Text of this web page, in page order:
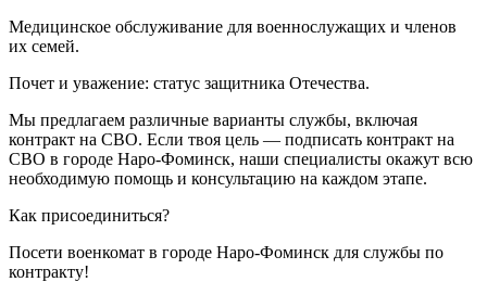
Медицинское обслуживание для военнослужащих и членов
их семей.
Почет и уважение: статус защитника Отечества.
Мы предлагаем различные варианты службы, включая
контракт на СВО. Если твоя цель — подписать контракт на
СВО в городе Наро-Фоминск, наши специалисты окажут всю
необходимую помощь и консультацию на каждом этапе.
Как присоединиться?
Посети военкомат в городе Наро-Фоминск для службы по
контракту!